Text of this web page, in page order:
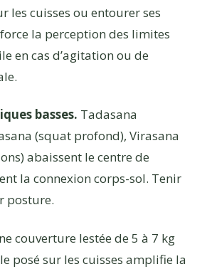
les cuisses ou entourer ses
la perception des limites
en cas d’agitation ou de
basses. Tadasana
(squat profond), Virasana
abaissent le centre de
la connexion corps-sol. Tenir
posture.
couverture lestée de 5 à 7 kg
posé sur les cuisses amplifie la